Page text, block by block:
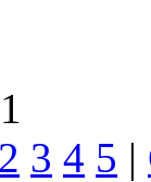
2 3 4 5 |